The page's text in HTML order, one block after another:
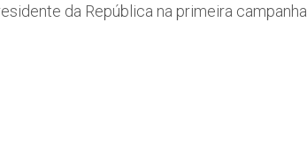
da República na primeira campanha